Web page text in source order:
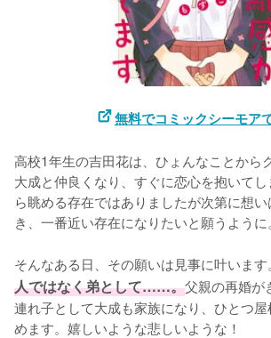
無料でコミックシーモア
高校1年生の吉田花は、ひょんなことから
大成と仲良くなり、すぐに恋心を抱いて
ら眺める存在ではありましたが次第に想
き、一番近い存在になりたいと願うように。
そんなある日、その願いは見事に叶います。
人ではなく弟として……。父親の再婚が
連れ子として大成も家族になり、ひとつ
めます。嬉しいような悲しいような！